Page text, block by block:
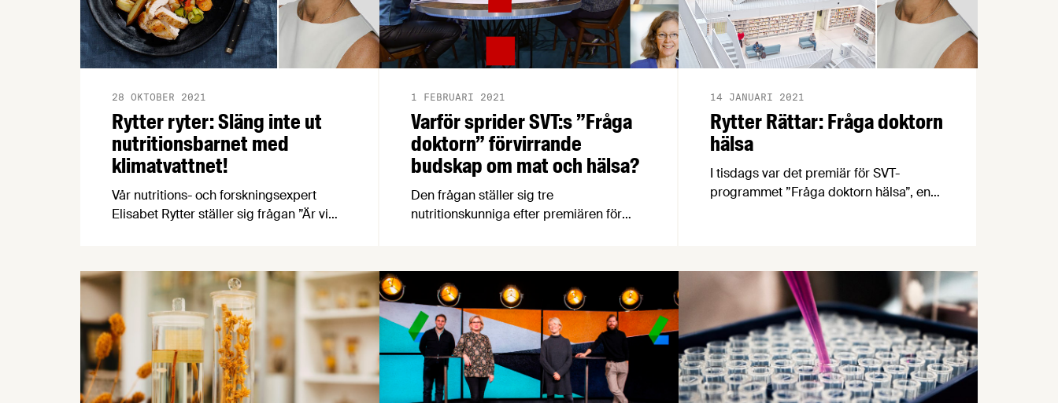
Rytter ryter: Släng inte ut
nutritionsbarnet med
klimatvattnet!
28 OKTOBER 2021
Vår nutritions- och forskningsexpert
Elisabet Rytter ställer sig frågan ”Är vi
hållbarhetsarbetet, och att behovet av
snabb action utan ordentlig kunskap kan
leda till oönskade effekter.
Varför sprider SVT:s ”Fråga
doktorn” förvirrande
budskap om mat och hälsa?
1 FEBRUARI 2021
Den frågan ställer sig tre
nutritionskunniga efter premiären för
"experterna" förenklar och förvanskar
vad vetenskapen faktiskt säger om det
komplexa sambandet mellan mat och
hälsa. Ämnet och tittarna förtjänar
betydligt bättre.
Rytter Rättar: Fråga doktorn
hälsa
14 JANUARI 2021
I tisdags var det premiär för SVT-
programmet ”Fråga doktorn hälsa”, en
handlade om hur kroppen reagerar på
det vi stoppar i oss och vad vi ska vi äta
för att må bättre. Elisabet Rytter,
nutritionsansvarig på
Livsmedelsföretagen, har tittat på
programmet och ser tyvärr
vetenskapliga brister.